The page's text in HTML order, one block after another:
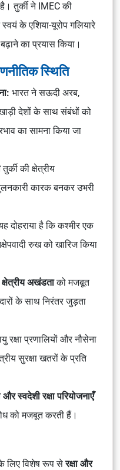
तुर्की ने IMEC की
के एशिया-यूरोप गलियारे
का प्रयास किया।
स्थिति
भारत ने सऊदी अरब,
देशों के साथ संबंधों को
का सामना किया जा
तुर्की की क्षेत्रीय
कारक बनकर उभरी
दोहराया है कि कश्मीर एक
रुख को खारिज किया
अखंडताको मजबूत
के साथ निरंतर जुड़ता
रक्षा प्रणालियों और नौसेना
सुरक्षा खतरों के प्रति
स्वदेशी रक्षा परियोजनाएँ
को मजबूत करती हैं।
के लिए विशेष रूप सेरक्षा और